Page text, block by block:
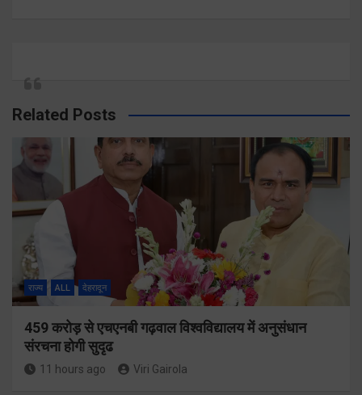
Related Posts
राज्य ALL देहरादून
459 करोड़ से एचएनबी गढ़वाल विश्वविद्यालय में अनुसंधान
संरचना होगी सुदृढ
11 hours ago Viri Gairola